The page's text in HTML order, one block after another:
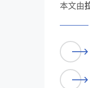
本文由